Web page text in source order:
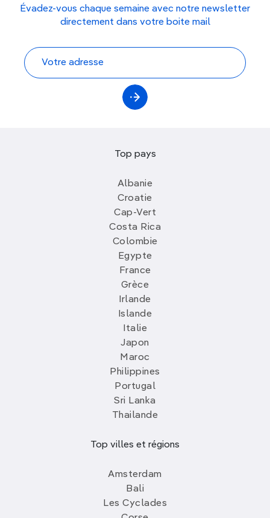
Évadez-vous chaque semaine avec notre newsletter
directement dans votre boite mail
Top pays
Albanie
Croatie
Cap-Vert
Costa Rica
Colombie
Egypte
France
Grèce
Irlande
Islande
Italie
Japon
Maroc
Philippines
Portugal
Sri Lanka
Thailande
Top villes et régions
Amsterdam
Bali
Les Cyclades